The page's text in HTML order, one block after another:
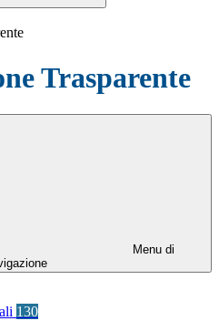
Trasparente
Menu di
130